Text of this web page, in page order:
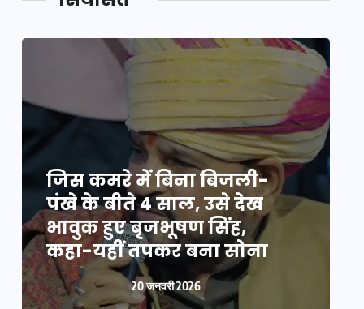
जिस कमरे में बिना बिजली-
पंखे के बीते 4 साल, उसे देख
भावुक हुए बृजभूषण सिंह,
कहा-यहीं तपकर बना सोना
20 जनवरी 2026